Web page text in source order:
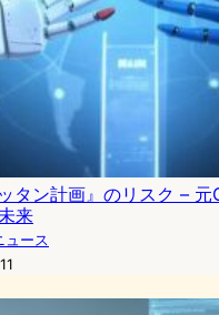
タン計画』のリスク –
来
ュース